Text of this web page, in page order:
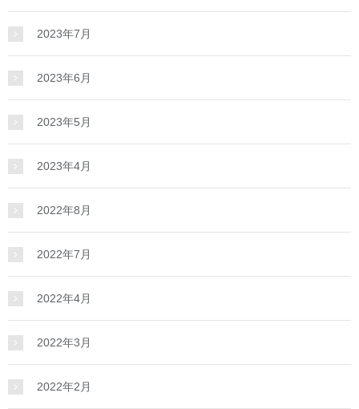
2023年7月
2023年6月
2023年5月
2023年4月
2022年8月
2022年7月
2022年4月
2022年3月
2022年2月